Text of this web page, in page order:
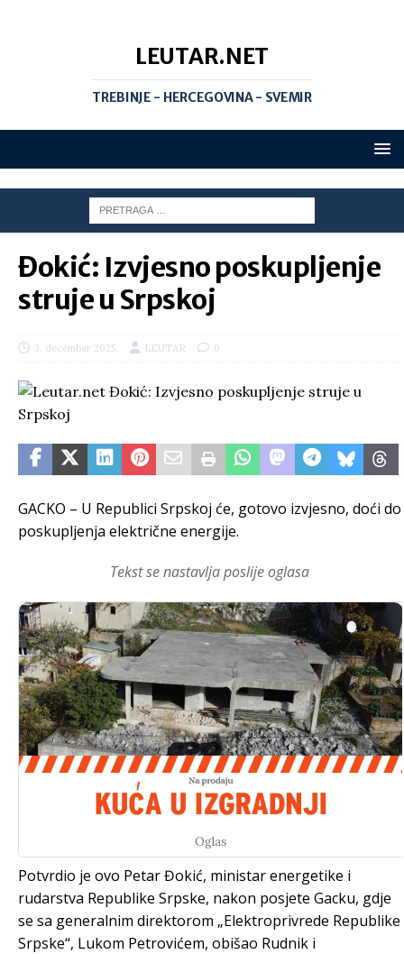
LEUTAR.NET
TREBINJE - HERCEGOVINA - SVEMIR
Đokić: Izvjesno poskupljenje
struje u Srpskoj
3. decembar 2025. LEUTAR 0
​GACKO – U Republici Srpskoj će, gotovo izvjesno, doći do
poskupljenja električne energije.
Tekst se nastavlja poslije oglasa
Oglas
Potvrdio je ovo Petar Đokić, ministar energetike i
rudarstva Republike Srpske, nakon posjete Gacku, gdje
se sa generalnim direktorom „Elektroprivrede Republike
Srpske“, Lukom Petrovićem, obišao Rudnik i